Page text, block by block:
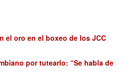
el oro en el boxeo de los JCC
por tutearlo: “Se habla de